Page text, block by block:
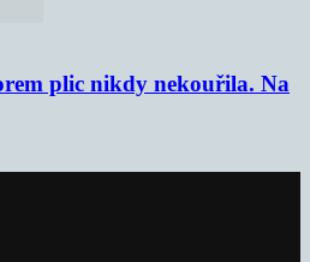
plic nikdy nekouřila. Na